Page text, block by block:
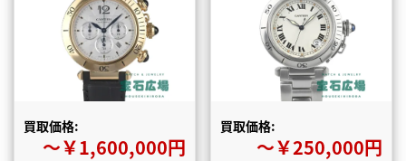
買取価格:
〜￥1,600,000円
買取価格:
〜￥250,000円